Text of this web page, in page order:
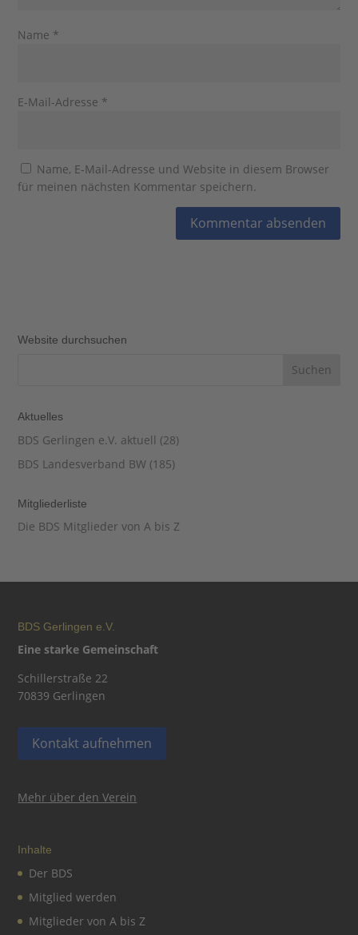
Name *
E-Mail-Adresse *
Name, E-Mail-Adresse und Website in diesem Browser
für meinen nächsten Kommentar speichern.
Website durchsuchen
Aktuelles
BDS Gerlingen e.V. aktuell (28)
BDS Landesverband BW (185)
Mitgliederliste
Die BDS Mitglieder von A bis Z
BDS Gerlingen e.V.
Eine starke Gemeinschaft
Schillerstraße 22
70839 Gerlingen
Kontakt aufnehmen
Mehr über den Verein
Inhalte
Der BDS
Mitglied werden
Mitglieder von A bis Z